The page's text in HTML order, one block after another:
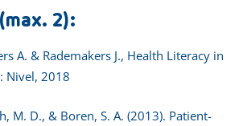
2):
A. & Rademakers J., Health Literacy in
Nivel, 2018
M. D., & Boren, S. A. (2013). Patient-